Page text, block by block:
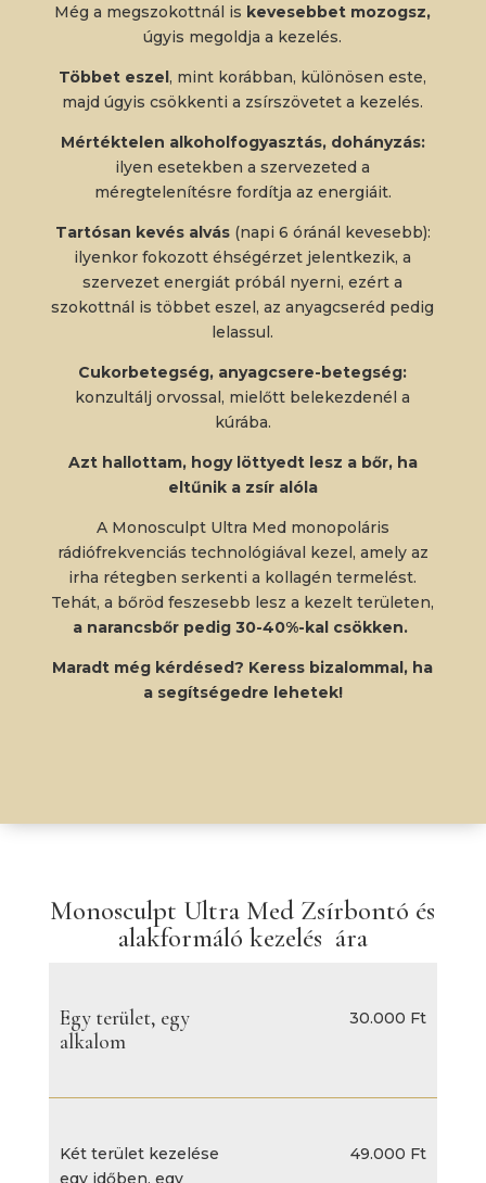
Még a megszokottnál is kevesebbet mozogsz,
úgyis megoldja a kezelés.
Többet eszel, mint korábban, különösen este,
majd úgyis csökkenti a zsírszövetet a kezelés.
Mértéktelen alkoholfogyasztás, dohányzás:
ilyen esetekben a szervezeted a
méregtelenítésre fordítja az energiáit.
Tartósan kevés alvás(napi 6 óránál kevesebb):
ilyenkor fokozott éhségérzet jelentkezik, a
szervezet energiát próbál nyerni, ezért a
szokottnál is többet eszel, az anyagcseréd pedig
lelassul.
Cukorbetegség, anyagcsere-betegség:
konzultálj orvossal, mielőtt belekezdenél a
kúrába.
Azt hallottam, hogy löttyedt lesz a bőr, ha
eltűnik a zsír alóla
A Monosculpt Ultra Med monopoláris
rádiófrekvenciás technológiával kezel, amely az
irha rétegben serkenti a kollagén termelést.
Tehát, a bőröd feszesebb lesz a kezelt területen,
a narancsbőr pedig 30-40%-kal csökken.
Maradt még kérdésed? Keress bizalommal, ha
a segítségedre lehetek!
Monosculpt Ultra Med Zsírbontó és
alakformáló kezelés ára
Egy terület, egy
alkalom
30.000 Ft
Két terület kezelése
egy időben, egy
49.000 Ft